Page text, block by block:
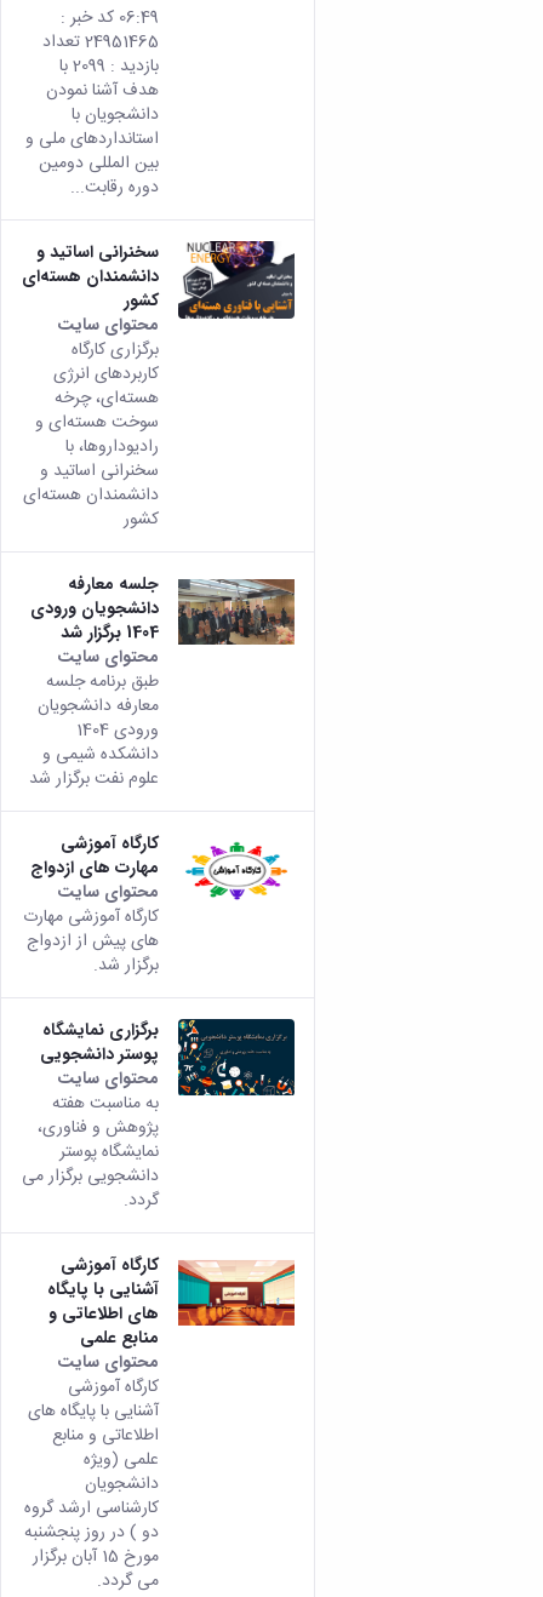
06:49 کد خبر :
24951465 تعداد
بازدید : 2099 با
هدف آشنا نمودن
دانشجویان با
استانداردهای ملی و
بین المللی دومین
دوره رقابت...
سخنرانی اساتید و
دانشمندان هسته‌ای
کشور
محتوای سایت
برگزاری کارگاه
کاربردهای انرژی
هسته‌ای، چرخه
سوخت هسته‌ای و
رادیوداروها، با
سخنرانی اساتید و
دانشمندان هسته‌ای
کشور
جلسه معارفه
دانشجویان ورودی
1404 برگزار شد
محتوای سایت
طبق برنامه جلسه
معارفه دانشجویان
ورودی 1404
دانشکده شیمی و
علوم نفت برگزار شد
کارگاه آموزشی
مهارت های ازدواج
محتوای سایت
کارگاه آموزشی مهارت
های پیش از ازدواج
برگزار شد.
برگزاری نمایشگاه
پوستر دانشجویی
محتوای سایت
به مناسبت هفته
پژوهش و فناوری،
نمایشگاه پوستر
دانشجویی برگزار می
گردد.
کارگاه آموزشی
آشنایی با پایگاه
های اطلاعاتی و
منابع علمی
محتوای سایت
کارگاه آموزشی
آشنایی با پایگاه های
اطلاعاتی و منابع
علمی (ویژه
دانشجویان
کارشناسی ارشد گروه
دو ) در روز پنجشنبه
مورخ 15 آبان برگزار
می گردد.